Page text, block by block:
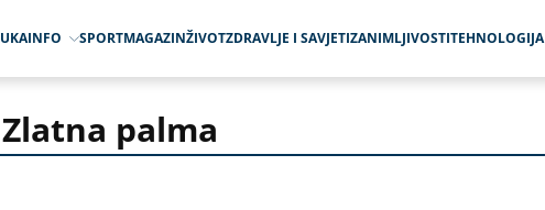
INFO SPORTMAGAZINŽIVOTZDRAVLJE I SAVJETIZANIMLJIVOSTITEHNOLOGIJA
palma